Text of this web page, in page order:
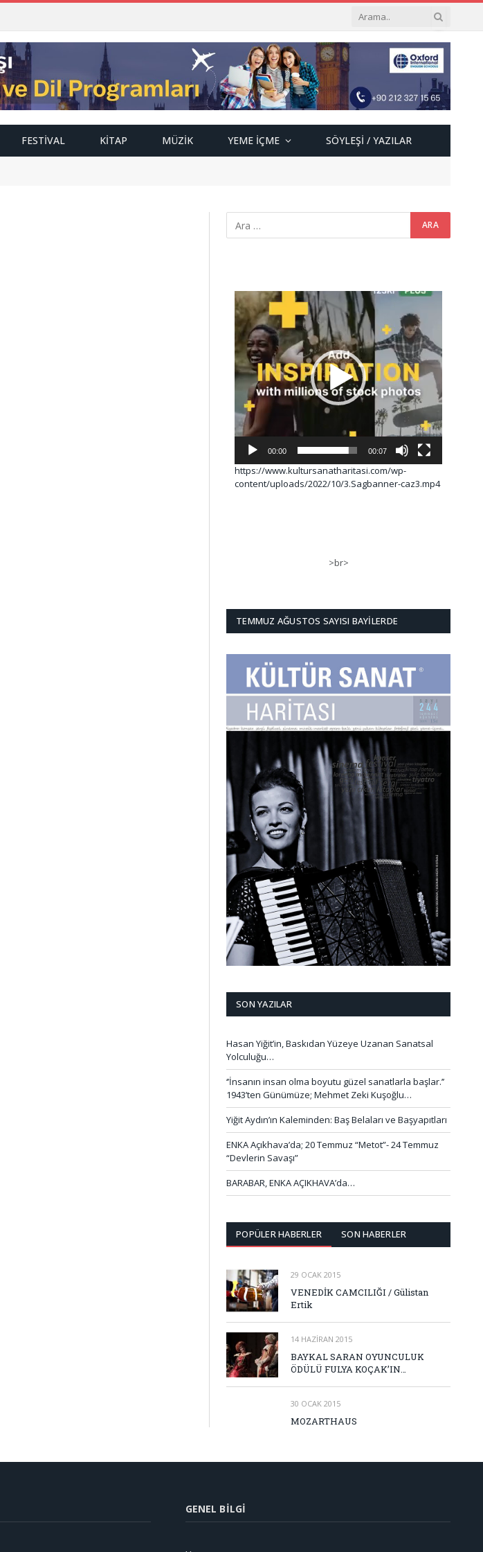
FESTIVAL KITAP MÜZIK YEME İÇME SÖYLEŞI / YAZILAR
Video
oynatıcı
00:00 00:07
https://www.kultursanatharitasi.com/wp-
content/uploads/2022/10/3.Sagbanner-caz3.mp4
>br>
TEMMUZ AĞUSTOS SAYISI BAYILERDE
SON YAZILAR
Hasan Yiğit’in, Baskıdan Yüzeye Uzanan Sanatsal
Yolculuğu…
‘’İnsanın insan olma boyutu güzel sanatlarla başlar.’’
1943’ten Günümüze; Mehmet Zeki Kuşoğlu…
Yiğit Aydın’ın Kaleminden: Baş Belaları ve Başyapıtları
ENKA Açıkhava’da; 20 Temmuz “Metot”- 24 Temmuz
“Devlerin Savaşı”
BARABAR, ENKA AÇIKHAVA’da…
POPÜLER HABERLER SON HABERLER
29 OCAK 2015
VENEDİK CAMCILIĞI / Gülistan
Ertik
14 HAZIRAN 2015
BAYKAL SARAN OYUNCULUK
ÖDÜLÜ FULYA KOÇAK’IN…
30 OCAK 2015
MOZARTHAUS
GENEL BILGI